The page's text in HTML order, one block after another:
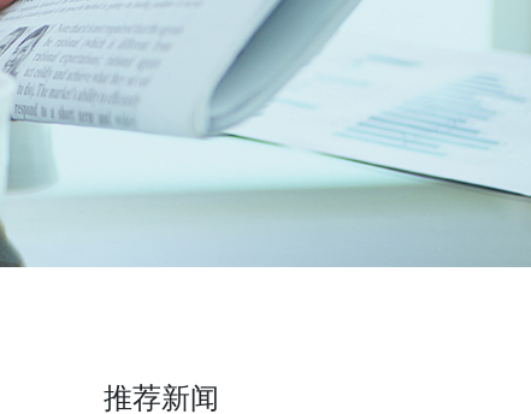
推荐新闻